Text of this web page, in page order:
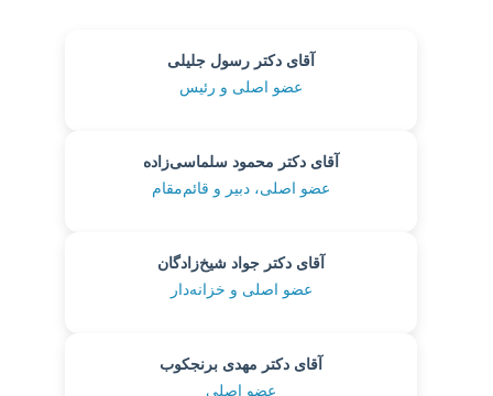
آقای دکتر رسول جلیلی
عضو اصلی و رئیس
آقای دکتر محمود سلماسی‌زاده
عضو اصلی، دبیر و قائم‌مقام
آقای دکتر جواد شیخ‌زادگان
عضو اصلی و خزانه‌دار
آقای دکتر مهدی برنجکوب
عضو اصلی